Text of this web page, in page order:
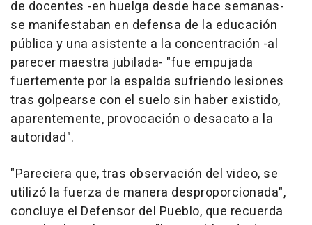
de docentes -en huelga desde hace semanas-
se manifestaban en defensa de la educación
pública y una asistente a la concentración -al
parecer maestra jubilada- "fue empujada
fuertemente por la espalda sufriendo lesiones
tras golpearse con el suelo sin haber existido,
aparentemente, provocación o desacato a la
autoridad".
"Pareciera que, tras observación del video, se
utilizó la fuerza de manera desproporcionada",
concluye el Defensor del Pueblo, que recuerda